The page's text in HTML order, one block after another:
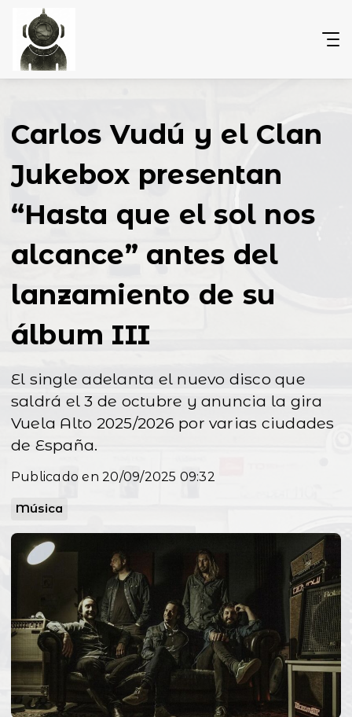
Carlos Vudú y el Clan
Jukebox presentan
“Hasta que el sol nos
alcance” antes del
lanzamiento de su
álbum III
El single adelanta el nuevo disco que
saldrá el 3 de octubre y anuncia la gira
Vuela Alto 2025/2026 por varias ciudades
de España.
Publicado en 20/09/2025 09:32
Música